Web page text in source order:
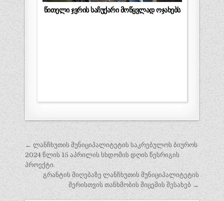
წითელი ჯვრის საჩუქარი მოწყვლად ოჯახებს
პოსტის
ნავიგაცია
← ლანჩხუთის მუნიციპალიტეტის საკრებულოს ბიუროს
2024 წლის 15 აპრილის სხდომის დღის წესრიგის
პროექტი.
გრანტის მიღებაზე ლანჩხუთის მუნიციპალიტეტის
მერისთვის თანხმობის მიცემის შესახებ →